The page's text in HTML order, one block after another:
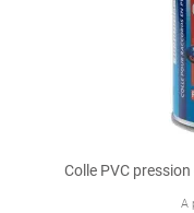
Colle PVC
A